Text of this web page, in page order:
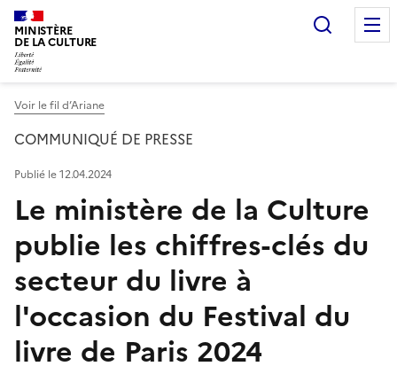
MINISTÈRE
DE LA CULTURE
Voir le fil d’Ariane
COMMUNIQUÉ DE PRESSE
Le ministère de la Culture
publie les chiffres-clés du
secteur du livre à
l'occasion du Festival du
livre de Paris 2024
Publié le 12.04.2024